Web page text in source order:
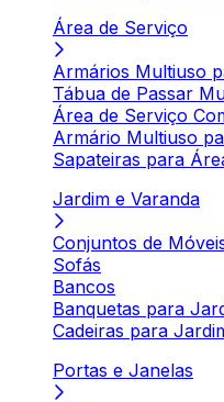
Área de Serviço
Armários Multiuso
Tábua de Passar
Área de Serviço
Armário Multiuso
Sapateiras para
Jardim e Varanda
Conjuntos de
Sofás
Bancos
Banquetas para
Cadeiras para
Portas e Janelas